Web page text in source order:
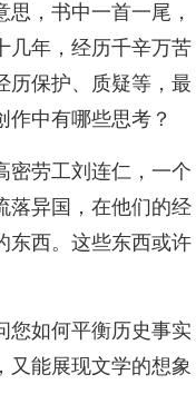
，书中一首一尾，
几年，经历千辛万苦
历保护、质疑等，最
中有哪些思考？
密劳工刘连仁，一个
落异国，在他们的经
东西。这些东西或许
您如何平衡历史事实
又能展现文学的想象